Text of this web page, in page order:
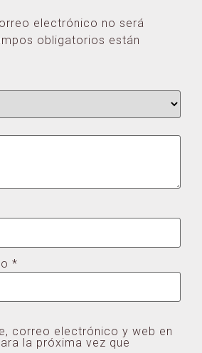
electrónico no será
obligatorios están
*
correo electrónico y web en
la próxima vez que